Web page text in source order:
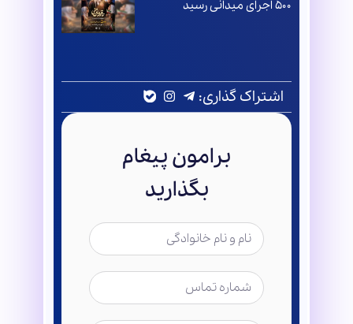
۵۰۰ اجرای میدانی رسید
اشتراک گذاری:
برامون پیغام
بگذارید